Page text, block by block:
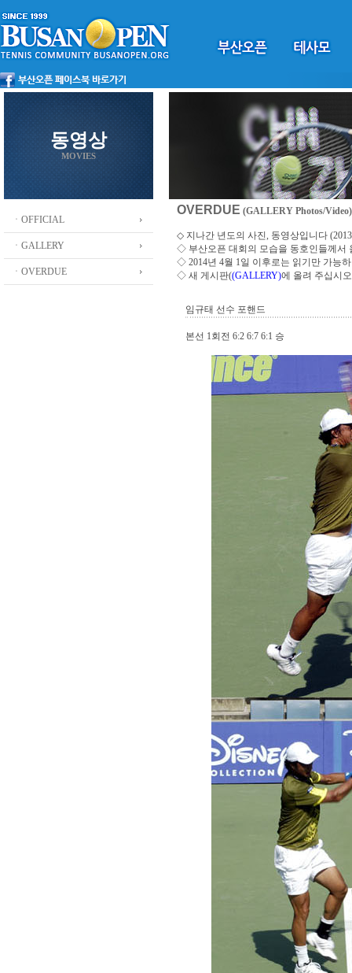
동영상
MOVIES
ㆍOFFICIAL
ㆍGALLERY
ㆍOVERDUE
OVERDUE (GALLERY Photos/Video)
◇ 지나간 년도의 사진, 동영상입니다
◇ 부산오픈 대회의 모습을 동호인들께서
◇ 2014년 4월 1일 이후로는 읽기만 가능
◇ 새 게시판((GALLERY)에 올려 주십시오
임규태 선수 포핸드
본선 1회전 6:2 6:7 6:1 승